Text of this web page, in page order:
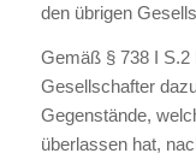
den übrigen
Gemäß § 738 I S.2
Gesellschafter
Gegenstände,
überlassen hat,